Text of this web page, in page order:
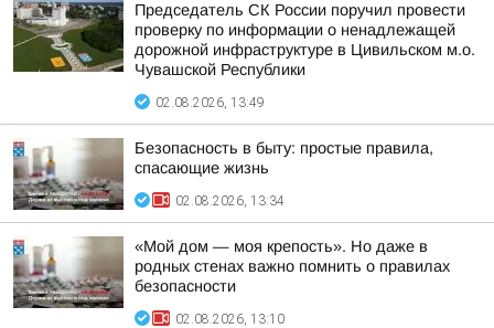
Председатель СК России поручил провести
проверку по информации о ненадлежащей
дорожной инфраструктуре в Цивильском м.о.
Чувашской Республики
02.08.2026, 13:49
Безопасность в быту: простые правила,
спасающие жизнь
02.08.2026, 13:34
«Мой дом — моя крепость». Но даже в
родных стенах важно помнить о правилах
безопасности
02.08.2026, 13:10